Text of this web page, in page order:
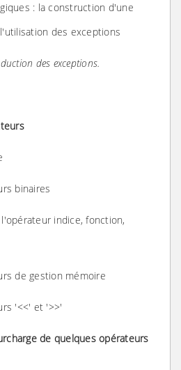
: la construction d'une
des exceptions
des exceptions.
binaires
indice, fonction,
de gestion mémoire
'<<' et '>>'
de quelques opérateurs